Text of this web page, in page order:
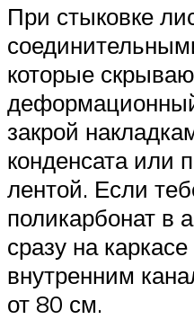
При стыковке
которые
закрой
конденсата или
лентой. Если
поликарбонат в
сразу на
внутренним
от 80 см.